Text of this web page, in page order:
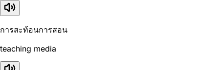
การสะท้อนการสอน
teaching media